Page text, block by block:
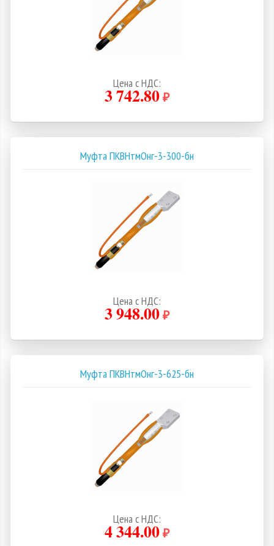
Цена с НДС:
3 742.80₽
Муфта ПКВНтмОнг-3-300-бн
Цена с НДС:
3 948.00₽
Муфта ПКВНтмОнг-3-625-бн
Цена с НДС:
4 344.00₽